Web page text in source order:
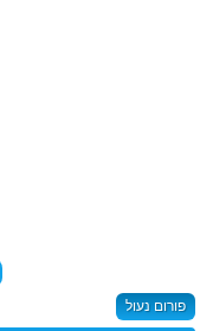
פורום נעול